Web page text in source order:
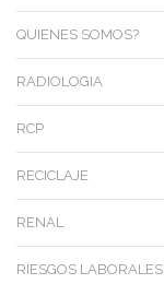
QUIENES SOMOS?
RADIOLOGIA
RCP
RECICLAJE
RENAL
RIESGOS LABORALES